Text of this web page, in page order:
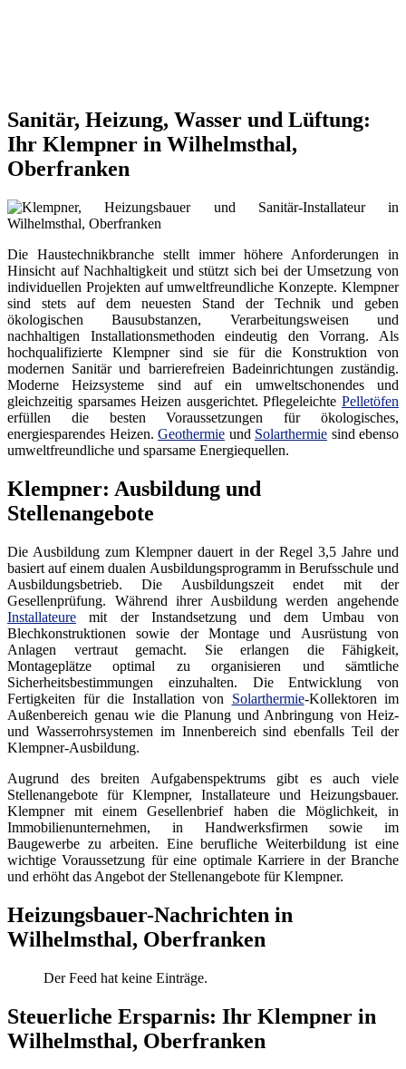
Sanitär, Heizung, Wasser und Lüftung:
Ihr Klempner in Wilhelmsthal,
Oberfranken
Die Haustechnikbranche stellt immer höhere Anforderungen in
Hinsicht auf Nachhaltigkeit und stützt sich bei der Umsetzung von
individuellen Projekten auf umweltfreundliche Konzepte. Klempner
sind stets auf dem neuesten Stand der Technik und geben
ökologischen Bausubstanzen, Verarbeitungsweisen und
nachhaltigen Installationsmethoden eindeutig den Vorrang. Als
hochqualifizierte Klempner sind sie für die Konstruktion von
modernen Sanitär und barrierefreien Badeinrichtungen zuständig.
Moderne Heizsysteme sind auf ein umweltschonendes und
gleichzeitig sparsames Heizen ausgerichtet. Pflegeleichte Pelletöfen
erfüllen die besten Voraussetzungen für ökologisches,
energiesparendes Heizen. Geothermie und Solarthermie sind ebenso
umweltfreundliche und sparsame Energiequellen.
Klempner: Ausbildung und
Stellenangebote
Die Ausbildung zum Klempner dauert in der Regel 3,5 Jahre und
basiert auf einem dualen Ausbildungsprogramm in Berufsschule und
Ausbildungsbetrieb. Die Ausbildungszeit endet mit der
Gesellenprüfung. Während ihrer Ausbildung werden angehende
Installateure mit der Instandsetzung und dem Umbau von
Blechkonstruktionen sowie der Montage und Ausrüstung von
Anlagen vertraut gemacht. Sie erlangen die Fähigkeit,
Montageplätze optimal zu organisieren und sämtliche
Sicherheitsbestimmungen einzuhalten. Die Entwicklung von
Fertigkeiten für die Installation von Solarthermie-Kollektoren im
Außenbereich genau wie die Planung und Anbringung von Heiz-
und Wasserrohrsystemen im Innenbereich sind ebenfalls Teil der
Klempner-Ausbildung.
Augrund des breiten Aufgabenspektrums gibt es auch viele
Stellenangebote für Klempner, Installateure und Heizungsbauer.
Klempner mit einem Gesellenbrief haben die Möglichkeit, in
Immobilienunternehmen, in Handwerksfirmen sowie im
Baugewerbe zu arbeiten. Eine berufliche Weiterbildung ist eine
wichtige Voraussetzung für eine optimale Karriere in der Branche
und erhöht das Angebot der Stellenangebote für Klempner.
Heizungsbauer-Nachrichten in
Wilhelmsthal, Oberfranken
Der Feed hat keine Einträge.
Steuerliche Ersparnis: Ihr Klempner in
Wilhelmsthal, Oberfranken